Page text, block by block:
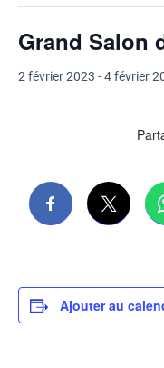
Grand Salon
2 février 2023 -4 février
Ajouter au